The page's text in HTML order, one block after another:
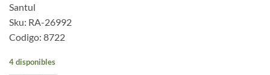
Santul
Sku: RA-26992
Codigo: 8722
4 disponibles